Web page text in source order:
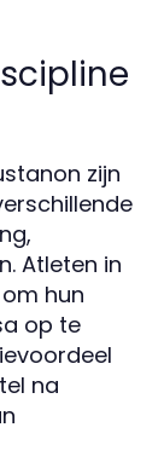
zijn
Atleten in
hun
op te
na